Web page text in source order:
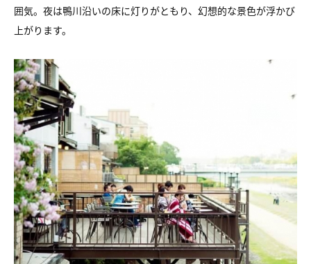
囲気。夜は鴨川沿いの床に灯りがともり、幻想的な景色が浮かび
上がります。